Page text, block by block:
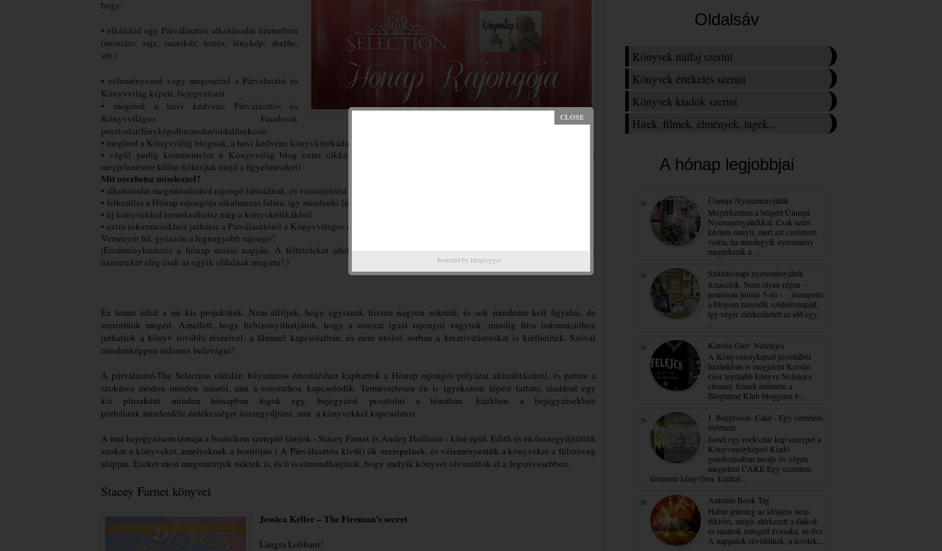
hogy:
• elküldöd egy Párválasztós alkotásodat üzenetben
(montázs, rajz, manikűr, festés, fénykép, shelfie,
stb.)
• véleményezed vagy megosztod a Párválasztó és
Könyvvilág képeit, bejegyzéseit
• megírod a havi kedvenc Párválasztós és
Könyvvilágos Facebook
posztodat/fényképalbumodat/oldalfunkciót
• megírod a Könyvvilág blognak, a havi kedvenc könyvkritikádat
• végül pedig kommentelsz a Könyvvilág blog extra cikkéhez, amit a hónap során Párválasztó témában közöl (a cikk
megjelenésére külön felhívjuk majd a figyelmeteket)
Mit nyerhetsz mindezzel?
• alkotásodat megmutathatod rajongó társaidnak, és visszajelzést kaphatsz róla
• felkerülsz a Hónap rajongója alkalmazás falára, így mindenki láthatja, hogy te voltál a legnagyobb fangirl
• új könyvekkel ismerkedhetsz meg a könyvkritikákból
• extra információkhoz juthatsz a Párválasztóról a Könyvvilágos cikkekből
Versenyre fel, győzzön a legnagyobb rajongó!
(Eredményhirdetés a hónap utolsó napján. A feltételeket adott hónap utolsó előtti napján éjfélig szükséges teljesíteni. Az
üzeneteket elég csak az egyik oldalnak megírni! )
Ez lenne tehát a mi kis projektünk. Nem állítjuk, hogy egyszerű, hiszen nagyon sokrétű, és sok mindenre kell figyelni, de
szerintünk megéri. Amellett, hogy bebizonyíthatjátok, hogy a sorozat igazi rajongói vagytok, mindig friss információhoz
juthattok a könyv további részeivel, a filmmel kapcsolatban, és nem utolsó sorban a kreativitásotokat is kiélhetitek. Szóval
mindenképpen érdemes belevágni!
A párválasztó-The Selection oldalán folyamatos értesüléshez kaphattok a Hónap rajongói pályázat aktualitásairól, és persze a
szokásos módon minden másról, ami a sorozathoz kapcsolódik. Természetesen én is igyekszem lépést tartani, ráadásul egy
kis pluszként minden hónapban fogok egy bejegyzést posztolni a témában. Ezekben a bejegyzésekben
pórbálunk mindenféle érdekességet összegyűjteni, ami a könyvekkel kapcsolatos.
A mai bejegyzésem témája a borítókon szereplő lányok - Stacey Farnet és Audey Hollister - köré épül. Edith és én összegyűjtöttük
azokat a könyveket, amelyeknek a borítóján ( A Párválasztón kívül) ők szerepelnek, és véleményeztük a könyveket a fülszöveg
alapján. Ezeket most megmutatjuk nektek is, és ti is elmondhatjátok, hogy melyik könyvet olvasnátok el a legszívesebben.
Stacey Farnet könyvei
Jessica Keller – The Fireman’s secret
Lángra Lobbant!
Oldalsáv
Könyvek műfaj szerint
Könyvek értékelés szerint
Könyvek kiadók szerint
Hírek, filmek, élmények, tagek...
A hónap legjobbjai
Ünnepi Nyereményjáték
Megérkeztem a beígért Ünnepi
Nyereményjátékkal. Csak azért
késtem ennyit, mert azt szerettem
volna, ha mindegyik nyeremény
megérkezik a ...
Születésnapi nyereményjáték
Sziasztok. Nem olyan régen -
pontosan június 5-én - ünnepelte
a blogom második születésnapját,
így végre elérkezhetett az idő egy
Kerstin Gier: Nefelejcs
A Könyvmolyképző jóvoltából
hazánkban is megjelent Kerstin
Gier legújabb könyve Nefelejcs
címmel. Ennek örömére a
Blogturné Klub bloggerei b...
J. Bengtsson: Cake - Egy ​szerelem
története
Ismét egy rocksztár kap szerepet a
Könyvmolyképző Kiadó
gondozásában tavaly év végén
megjelent CAKE Egy szerelem
története könyvben. Ezúttal...
Autumn Book Tag
Habár jelenleg az időjárás nem
tükrözi, mégis elérkezett a diákok
és tanárok rettegett évszaka, az ősz.
A nappalok rövidülnek, a levelek...
Powered by Helplogger